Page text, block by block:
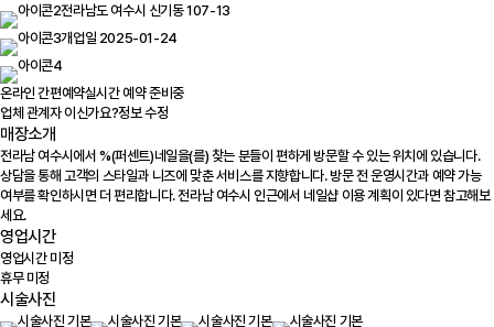
전라남도 여수시 신기동 107-13
개업일 2025-01-24
온라인 간편예약실시간 예약 준비중
업체 관계자 이신가요?정보 수정
매장소개
전라남 여수시에서 %(퍼센트)네일을(를) 찾는 분들이 편하게 방문할 수 있는 위치에 있습니다.
상담을 통해 고객의 스타일과 니즈에 맞춘 서비스를 지향합니다. 방문 전 운영시간과 예약 가능
여부를 확인하시면 더 편리합니다. 전라남 여수시 인근에서 네일샵 이용 계획이 있다면 참고해보
세요.
영업시간
영업시간 미정
휴무 미정
시술사진